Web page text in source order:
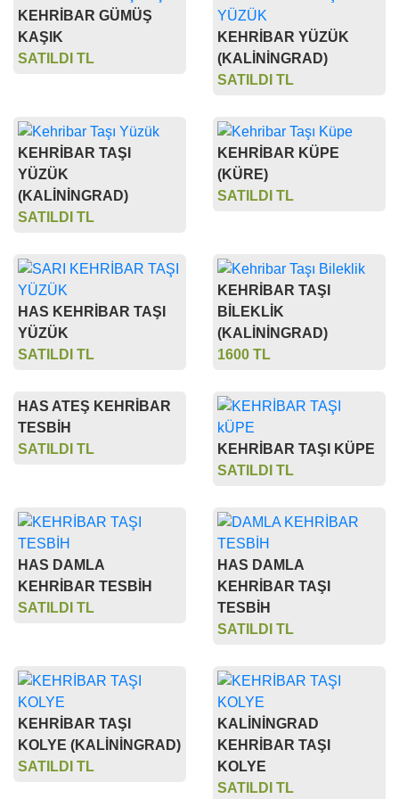
KEHRİBAR GÜMÜŞ
KAŞIK
SATILDI TL
KEHRİBAR YÜZÜK
(KALİNİNGRAD)
SATILDI TL
KEHRİBAR TAŞI
YÜZÜK
(KALİNİNGRAD)
SATILDI TL
KEHRİBAR KÜPE
(KÜRE)
SATILDI TL
HAS KEHRİBAR TAŞI
YÜZÜK
SATILDI TL
KEHRİBAR TAŞI
BİLEKLİK
(KALİNİNGRAD)
1600 TL
HAS ATEŞ KEHRİBAR
TESBİH
SATILDI TL
KEHRİBAR TAŞI KÜPE
SATILDI TL
HAS DAMLA
KEHRİBAR TESBİH
SATILDI TL
HAS DAMLA
KEHRİBAR TAŞI
TESBİH
SATILDI TL
KEHRİBAR TAŞI
KOLYE (KALİNİNGRAD)
SATILDI TL
KALİNİNGRAD
KEHRİBAR TAŞI
KOLYE
SATILDI TL